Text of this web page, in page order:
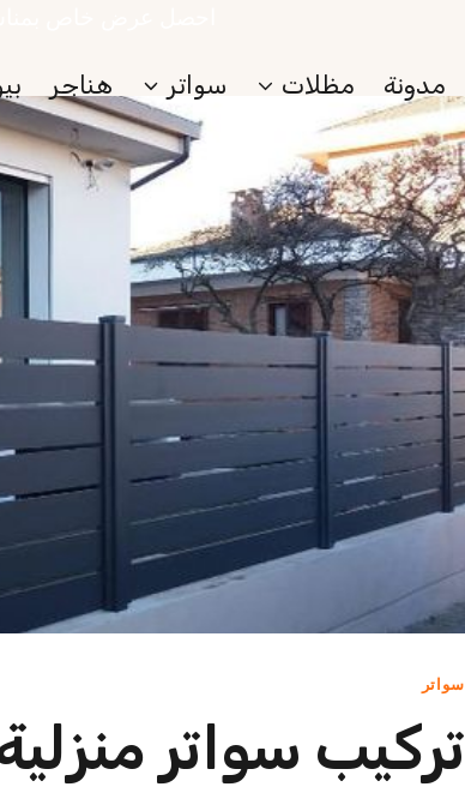
مدونة مظلات سواتر هناجر
سواتر
تركيب سواتر